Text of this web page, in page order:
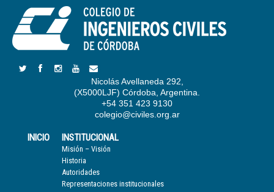
Nicolás Avellaneda 292,
(X5000LJF) Córdoba, Argentina.
+54 351 423 9130
colegio@civiles.org.ar
INICIO INSTITUCIONAL
Misión – Visión
Historia
Autoridades
Representaciones institucionales